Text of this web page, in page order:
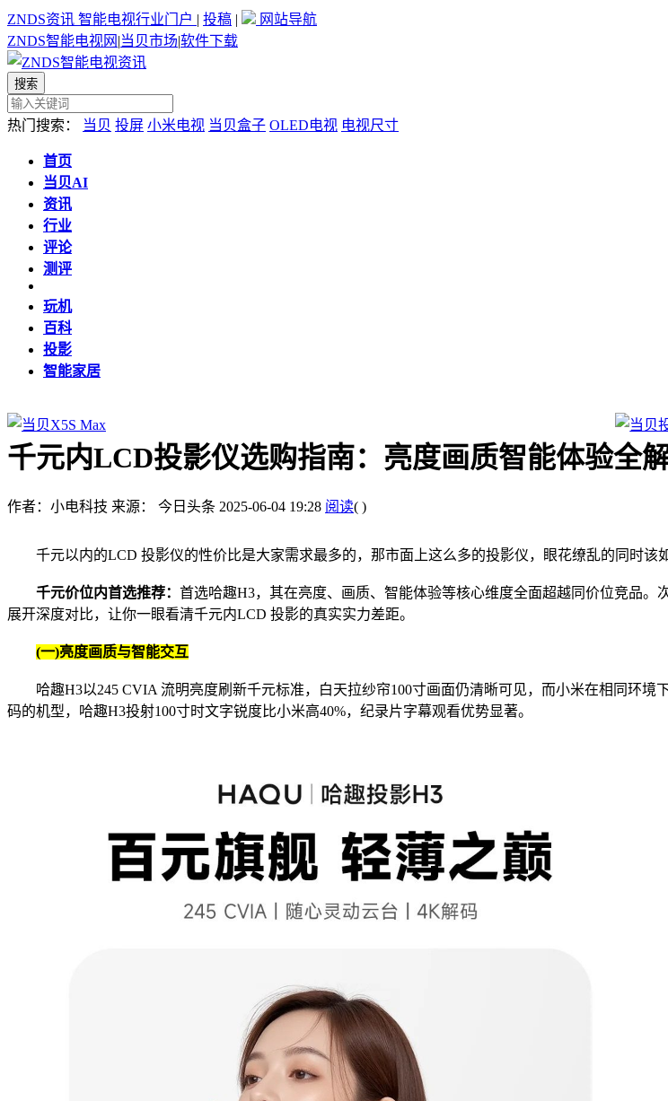
ZNDS资讯 智能电视行业门户 | 投稿 |
网站导航
ZNDS智能电视网 |当贝市场|软件下载
热门搜索： 当贝 投屏 小米电视 当贝盒子 OLED电视 电视尺寸
首页
当贝AI
资讯
行业
评论
测评
玩机
百科
投影
智能家居
千元内LCD投影仪选购指南：亮度画质智能体验全
作者：小电科技 来源： 今日头条 2025-06-04 19:28 阅读( )
千元以内的LCD 投影仪的性价比是大家需求最多的，那市面上这么多的投影仪，眼花缭乱的同时该
千元价位内首选推荐： 首选哈趣H3，其在亮度、画质、智能体验等核心维度全面超越同价位竞品
展开深度对比，让你一眼看清千元内LCD 投影的真实实力差距。
(一)亮度画质与智能交互
哈趣H3以245 CVIA 流明亮度刷新千元标准，白天拉纱帘100寸画面仍清晰可见，而小米在相同环境
码的机型，哈趣H3投射100寸时文字锐度比小米高40%，纪录片字幕观看优势显著。